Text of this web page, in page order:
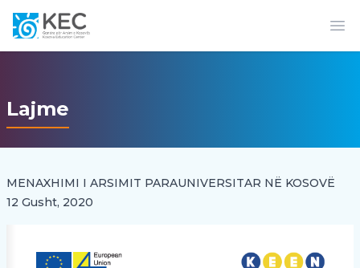
Lajme
MENAXHIMI I ARSIMIT PARAUNIVERSITAR NË KOSOVË
12 Gusht, 2020